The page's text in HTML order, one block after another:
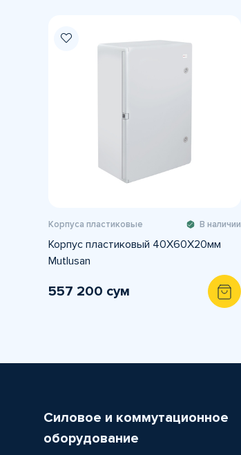
Корпуса пластиковые В наличии
Корпус пластиковый 40X60X20мм
Mutlusan
557 200 сум
Силовое и коммутационное
оборудование